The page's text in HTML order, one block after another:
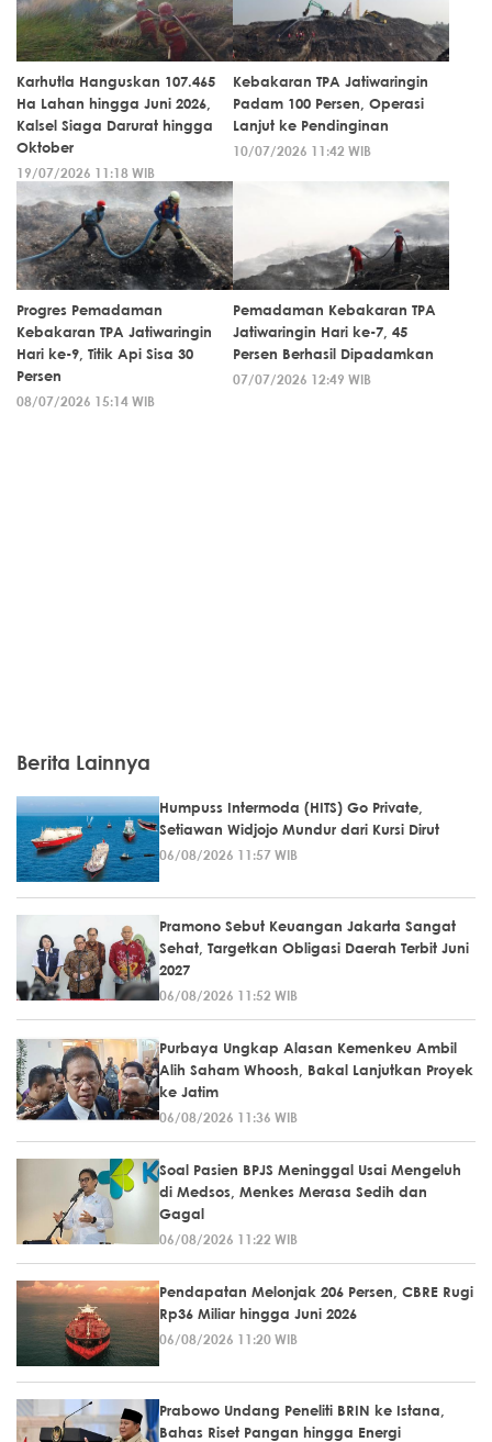
Karhutla Hanguskan 107.465
Ha Lahan hingga Juni 2026,
Kalsel Siaga Darurat hingga
Oktober
19/07/2026 11:18 WIB
Kebakaran TPA Jatiwaringin
Padam 100 Persen, Operasi
Lanjut ke Pendinginan
10/07/2026 11:42 WIB
Progres Pemadaman
Kebakaran TPA Jatiwaringin
Hari ke-9, Titik Api Sisa 30
Persen
08/07/2026 15:14 WIB
Pemadaman Kebakaran TPA
Jatiwaringin Hari ke-7, 45
Persen Berhasil Dipadamkan
07/07/2026 12:49 WIB
Berita Lainnya
Humpuss Intermoda (HITS) Go Private,
Setiawan Widjojo Mundur dari Kursi Dirut
06/08/2026 11:57 WIB
Pramono Sebut Keuangan Jakarta Sangat
Sehat, Targetkan Obligasi Daerah Terbit Juni
2027
06/08/2026 11:52 WIB
Purbaya Ungkap Alasan Kemenkeu Ambil
Alih Saham Whoosh, Bakal Lanjutkan Proyek
ke Jatim
06/08/2026 11:36 WIB
Soal Pasien BPJS Meninggal Usai Mengeluh
di Medsos, Menkes Merasa Sedih dan
Gagal
06/08/2026 11:22 WIB
Pendapatan Melonjak 206 Persen, CBRE Rugi
Rp36 Miliar hingga Juni 2026
06/08/2026 11:20 WIB
Prabowo Undang Peneliti BRIN ke Istana,
Bahas Riset Pangan hingga Energi